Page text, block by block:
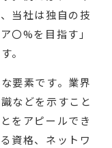
当社は独自の技
〇%を目指す」
。
要素です。業界
などを示すこと
をアピールでき
資格、ネットワ